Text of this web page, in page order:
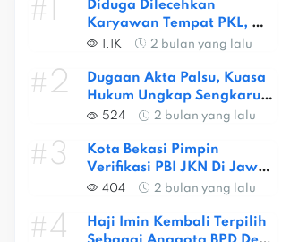
#1
Diduga Dilecehkan
Karyawan Tempat PKL,
Siswi SMKN 1 Kota Bekasi
1.1K 2 bulan yang lalu
#2
Dugaan Akta Palsu, Kuasa
Hukum Ungkap Sengkarut
Lahan Ceger
524 2 bulan yang lalu
#3
Kota Bekasi Pimpin
Verifikasi PBI JKN Di Jawa
Barat, Capaian Provinsi
404 2 bulan yang lalu
#4
Haji Imin Kembali Terpilih